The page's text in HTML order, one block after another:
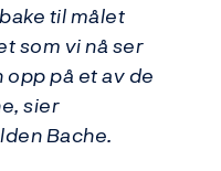
til målet
som vi nå ser
på et av de
sier
Bache.